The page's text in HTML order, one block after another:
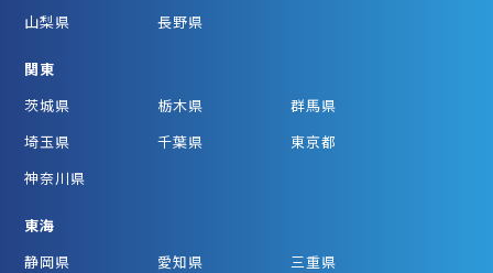
山梨県
長野県
関東
茨城県
栃木県
群馬県
埼玉県
千葉県
東京都
神奈川県
東海
静岡県
愛知県 三重県